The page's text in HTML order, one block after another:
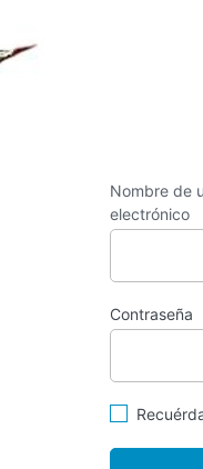
Nombre de
electrónico
Contraseña